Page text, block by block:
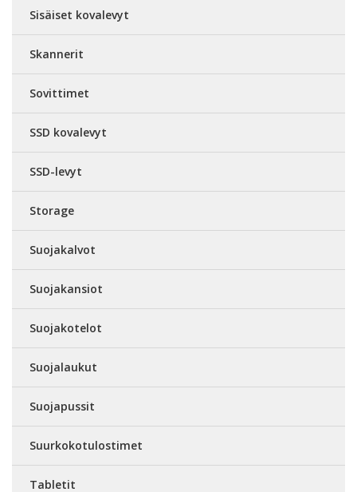
Sisäiset kovalevyt
Skannerit
Sovittimet
SSD kovalevyt
SSD-levyt
Storage
Suojakalvot
Suojakansiot
Suojakotelot
Suojalaukut
Suojapussit
Suurkokotulostimet
Tabletit